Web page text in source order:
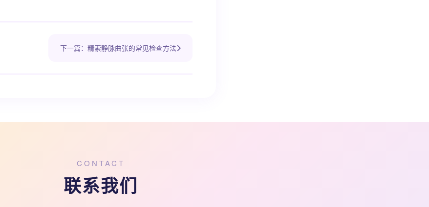
下一篇：精索静脉曲张的常见检查方法
CONTACT
联系我们